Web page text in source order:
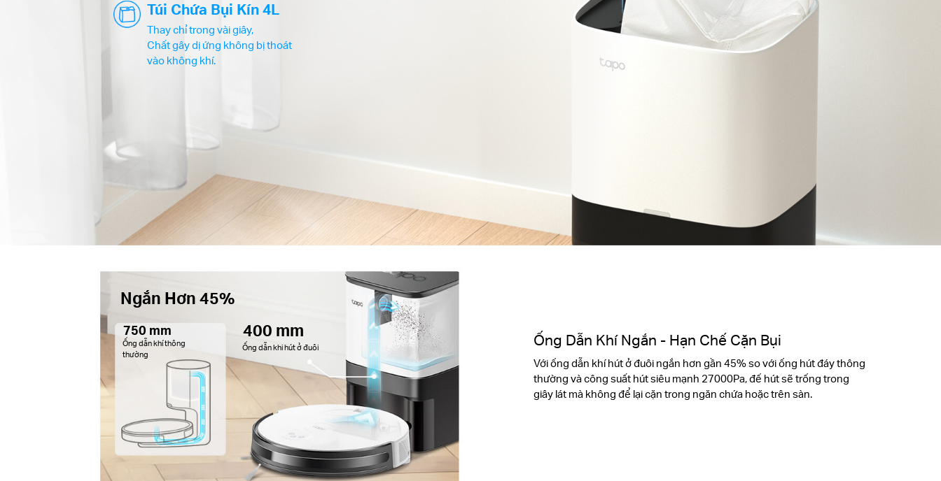
Túi Chứa Bụi Kín 4L
Thay chỉ trong vài giây,
Chất gây dị ứng không bị thoát
vào không khí.
Ống Dẫn Khí Ngắn - Hạn Chế Cặn Bụi
Với ống dẫn khí hút ở đuôi ngắn hơn gần 45% so với ống hút đáy thông
thường và công suất hút siêu mạnh 27000Pa, đế hút sẽ trống trong
giây lát mà không để lại cặn trong ngăn chứa hoặc trên sàn.
Ngắn Hơn 45%
750 mm
Ống dẫn khí thông
thường
400 mm
Ống dẫn khi hút ở đuôi